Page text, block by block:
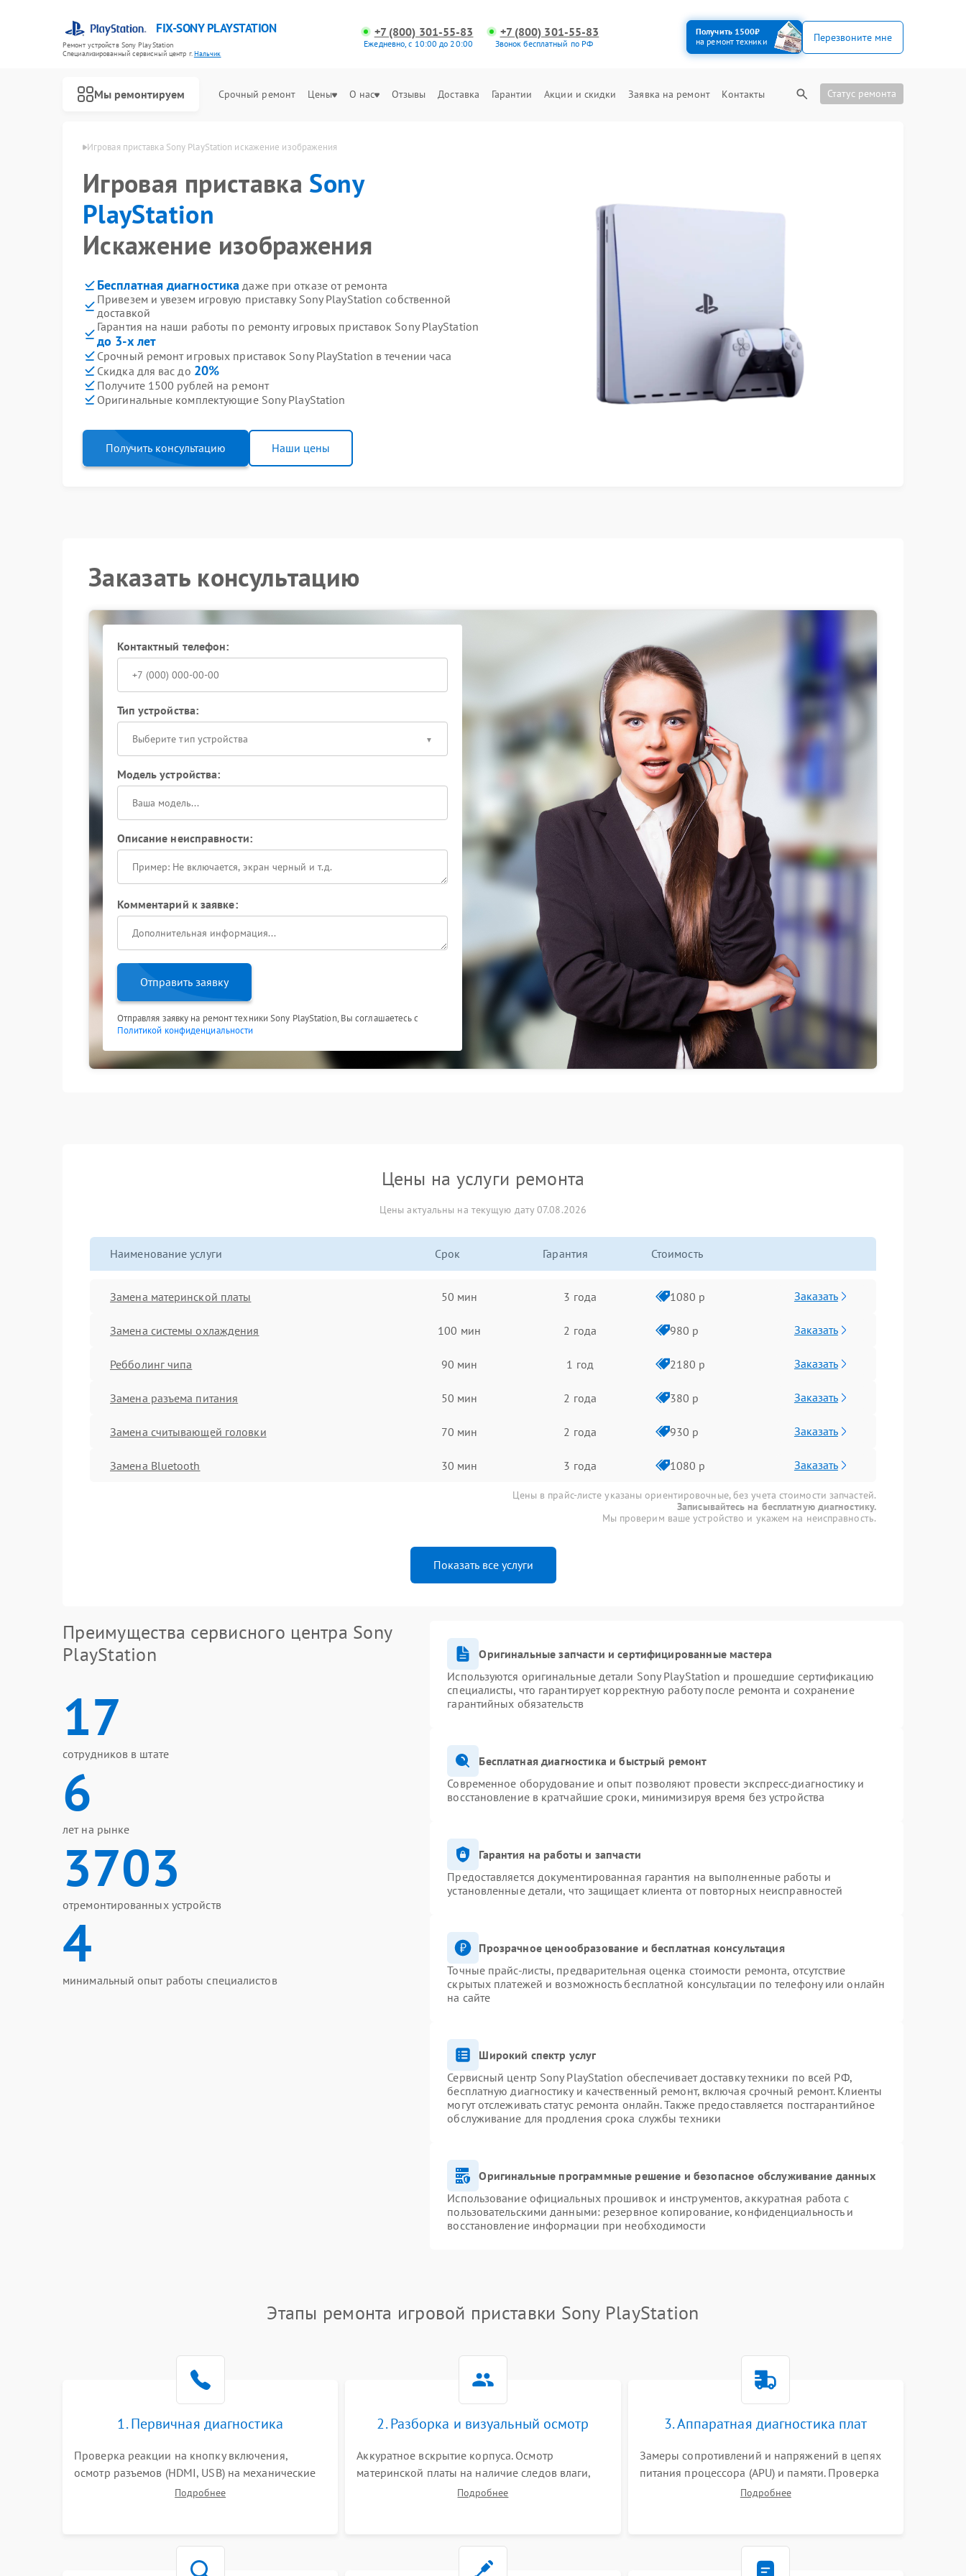
FIX-SONY PLAYSTATION
Ремонт устройств Sony PlayStation
Специализированный cервисный центр г.Нальчик
+7 (800) 301-55-83
Ежедневно, с 10:00 до 20:00
+7 (800) 301-55-83
Звонок бесплатный по РФ
Получить 1500₽
на ремонт техники
Перезвоните мне
Мы ремонтируем Срочный ремонт Цены О нас Отзывы Доставка Гарантии Акции и скидки Заявка на ремонт Контакты Статус ремонта
Игровая приставка Sony PlayStation искажение изображения
Игровая приставка Sony
PlayStation
Искажение изображения
Бесплатная диагностика даже при отказе от ремонта
Привезем и увезем игровую приставку Sony PlayStation собственной
доставкой
Гарантия на наши работы по ремонту игровых приставок Sony PlayStation
до 3-х лет
Срочный ремонт игровых приставок Sony PlayStation в течении часа
Скидка для вас до 20%
Получите 1500 рублей на ремонт
Оригинальные комплектующие Sony PlayStation
Получить консультацию Наши цены
Заказать консультацию
Контактный телефон:
Тип устройства:
Выберите тип устройства
Модель устройства:
Описание неисправности:
Комментарий к заявке:
Отправить заявку
Отправляя заявку на ремонт техники Sony PlayStation, Вы соглашаетесь с
Политикой конфиденциальности
Цены на услуги ремонта
Цены актуальны на текущую дату 07.08.2026
Наименование услуги Срок Гарантия Стоимость
Замена материнской платы 50 мин 3 года 1080 р Заказать
Замена системы охлаждения 100 мин 2 года 980 р Заказать
Ребболинг чипа 90 мин 1 год 2180 р Заказать
Замена разъема питания 50 мин 2 года 380 р Заказать
Замена считывающей головки 70 мин 2 года 930 р Заказать
Замена Bluetooth 30 мин 3 года 1080 р Заказать
Цены в прайс-листе указаны ориентировочные, без учета стоимости запчастей.
Записывайтесь на бесплатную диагностику.
Мы проверим ваше устройство и укажем на неисправность.
Показать все услуги
Преимущества сервисного центра Sony
PlayStation
17
сотрудников в штате
6
лет на рынке
3703
отремонтированных устройств
4
минимальный опыт работы специалистов
Оригинальные запчасти и сертифицированные мастера
Используются оригинальные детали Sony PlayStation и прошедшие сертификацию
специалисты, что гарантирует корректную работу после ремонта и сохранение
гарантийных обязательств
Бесплатная диагностика и быстрый ремонт
Современное оборудование и опыт позволяют провести экспресс-диагностику и
восстановление в кратчайшие сроки, минимизируя время без устройства
Гарантия на работы и запчасти
Предоставляется документированная гарантия на выполненные работы и
установленные детали, что защищает клиента от повторных неисправностей
Прозрачное ценообразование и бесплатная консультация
Точные прайс-листы, предварительная оценка стоимости ремонта, отсутствие
скрытых платежей и возможность бесплатной консультации по телефону или онлайн
на сайте
Широкий спектр услуг
Сервисный центр Sony PlayStation обеспечивает доставку техники по всей РФ,
бесплатную диагностику и качественный ремонт, включая срочный ремонт. Клиенты
могут отслеживать статус ремонта онлайн. Также предоставляется постгарантийное
обслуживание для продления срока службы техники
Оригинальные программные решение и безопасное обслуживание данных
Использование официальных прошивок и инструментов, аккуратная работа с
пользовательскими данными: резервное копирование, конфиденциальность и
восстановление информации при необходимости
Этапы ремонта игровой приставки Sony PlayStation
1. Первичная диагностика
Проверка реакции на кнопку включения,
осмотр разъемов (HDMI, USB) на механические
повреждения. Оценка кодов ошибок на экране
Подробнее
2. Разборка и визуальный осмотр
Аккуратное вскрытие корпуса. Осмотр
материнской платы на наличие следов влаги,
коррозии, прогаров и поврежденных
Подробнее
3. Аппаратная диагностика плат
Замеры сопротивлений и напряжений в цепях
питания процессора (APU) и памяти. Проверка
HDMI-контроллера, микросхем флеш-памяти и
Подробнее